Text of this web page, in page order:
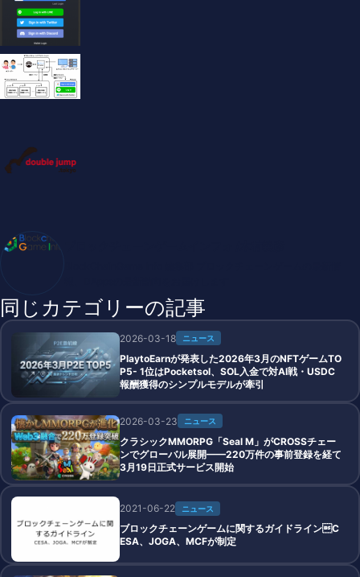
同じカテゴリーの記事
2026-03-18 ニュース
PlaytoEarnが発表した2026年3月のNFTゲームTO
P5- 1位はPocketsol、SOL入金で対AI戦・USDC
報酬獲得のシンプルモデルが牽引
2026-03-23 ニュース
クラシックMMORPG「Seal M」がCROSSチェー
ンでグローバル展開——220万件の事前登録を経て
3月19日正式サービス開始
2021-06-22 ニュース
ブロックチェーンゲームに関するガイドラインC
ESA、JOGA、MCFが制定